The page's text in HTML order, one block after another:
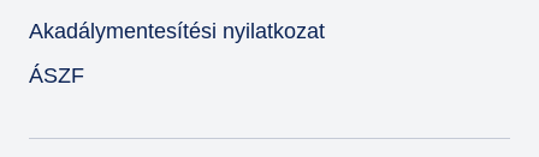
Akadálymentesítési nyilatkozat
ÁSZF